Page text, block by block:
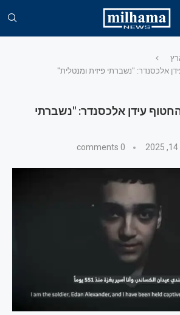
אלכסנדר: "נשברתי פיזית ומנטלית"
עידן אלכסנדר: "נשברתי
0 comments